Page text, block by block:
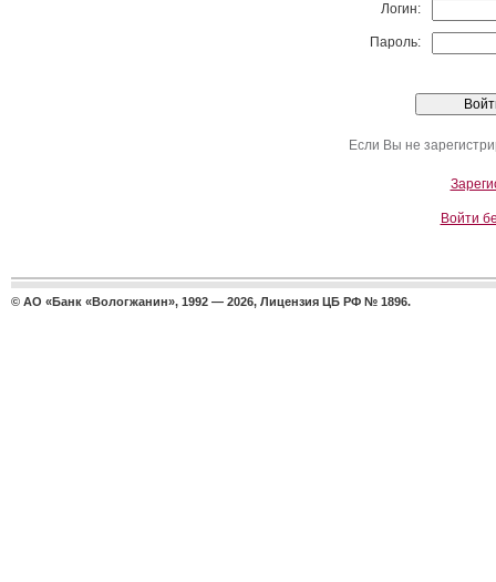
Логин:
Пароль:
Если Вы не
Войти
© АО «Банк «Вологжанин», 1992 — 2026, Лицензия ЦБ РФ № 1896.